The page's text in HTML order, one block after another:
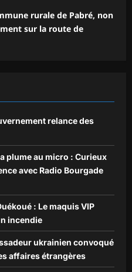
rurale de Pabré, non
sur la route de
relance des
plume au micro : Curieux
avec Radio Bourgade
: Le maquis VIP
incendie
ukrainien convoqué
affaires étrangères